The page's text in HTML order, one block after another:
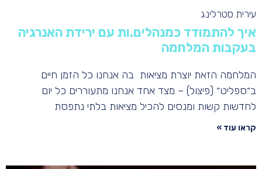
איך להתמודד כמנהלים.ות עם ירידת האנרגיה
בעקבות המלחמה
עירית סטרלינג
המלחמה הזאת יוצרת מציאות בה אנחנו כל הזמן חיים
ב״ספליט״ (פיצול) – מצד אחד אנחנו מתעוררים כל יום
לחדשות קשות ומנסים להכיל מציאות בלתי נתפסת
קראו עוד »